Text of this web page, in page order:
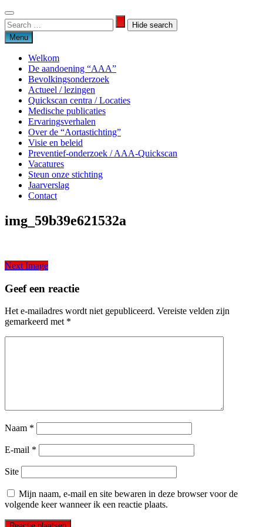
Skip
to
content
Search
for:
Search
Menu
Welkom
De aandoening “AAA”
Bevolkingsonderzoek
Actueel / lezingen
Quickscan centra / Locaties
Medische publicaties
Ervaringsverhalen
Over de “Aortastichting”
Visie en beleid
Preventief-onderzoek / AAA-Quickscan
Vacatures
Steun onze stichting
Jaarverslag
Contact
Aortastichting
img_59b39e621532a
Next Image
Geef een reactie
Het e-mailadres wordt niet gepubliceerd. Vereiste velden zijn
gemarkeerd met *
Naam *
E-mail *
Site
Mijn naam, e-mail en site bewaren in deze browser voor de
volgende keer wanneer ik een reactie plaats.